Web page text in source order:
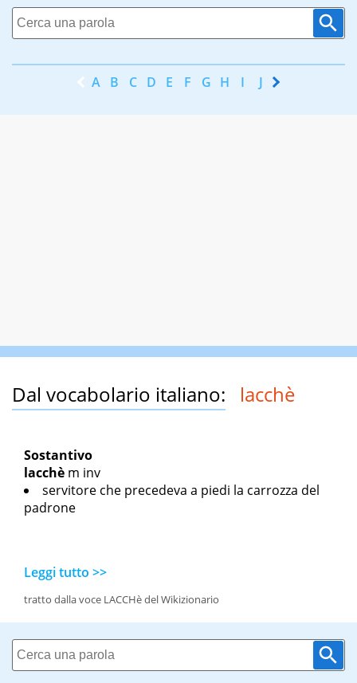
A B C D E F G H I J K
Dal vocabolario italiano: lacchè
Sostantivo
lacchè m inv
servitore che precedeva a piedi la carrozza del
padrone
Leggi tutto >>
tratto dalla voce LACCHè del Wikizionario